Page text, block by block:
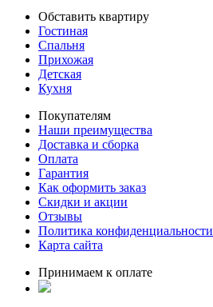
Обставить квартиру
Гостиная
Спальня
Прихожая
Детская
Кухня
Покупателям
Наши преимущества
Доставка и сборка
Оплата
Гарантия
Как оформить заказ
Скидки и акции
Отзывы
Политика конфиденциальности
Карта сайта
Принимаем к оплате